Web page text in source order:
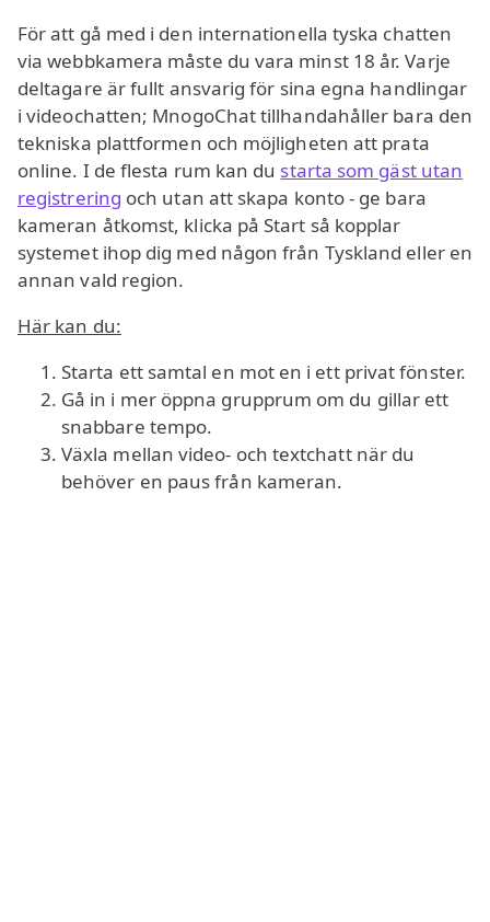
För att gå med i den internationella tyska chatten
via webbkamera måste du vara minst 18 år. Varje
deltagare är fullt ansvarig för sina egna handlingar
i videochatten; MnogoChat tillhandahåller bara den
tekniska plattformen och möjligheten att prata
online. I de flesta rum kan du starta som gäst utan
registrering och utan att skapa konto - ge bara
kameran åtkomst, klicka på Start så kopplar
systemet ihop dig med någon från Tyskland eller en
annan vald region.
Här kan du:
Starta ett samtal en mot en i ett privat fönster.
Gå in i mer öppna grupprum om du gillar ett
snabbare tempo.
Växla mellan video- och textchatt när du
behöver en paus från kameran.